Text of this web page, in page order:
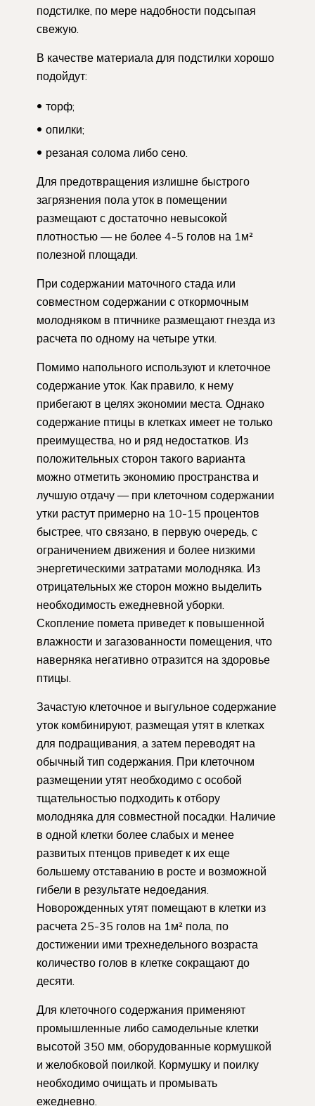
подстилке, по мере надобности подсыпая
свежую.
В качестве материала для подстилки хорошо
подойдут:
торф;
опилки;
резаная солома либо сено.
Для предотвращения излишне быстрого
загрязнения пола уток в помещении
размещают с достаточно невысокой
плотностью — не более 4-5 голов на 1м²
полезной площади.
При содержании маточного стада или
совместном содержании с откормочным
молодняком в птичнике размещают гнезда из
расчета по одному на четыре утки.
Помимо напольного используют и клеточное
содержание уток. Как правило, к нему
прибегают в целях экономии места. Однако
содержание птицы в клетках имеет не только
преимущества, но и ряд недостатков. Из
положительных сторон такого варианта
можно отметить экономию пространства и
лучшую отдачу — при клеточном содержании
утки растут примерно на 10-15 процентов
быстрее, что связано, в первую очередь, с
ограничением движения и более низкими
энергетическими затратами молодняка. Из
отрицательных же сторон можно выделить
необходимость ежедневной уборки.
Скопление помета приведет к повышенной
влажности и загазованности помещения, что
наверняка негативно отразится на здоровье
птицы.
Зачастую клеточное и выгульное содержание
уток комбинируют, размещая утят в клетках
для подращивания, а затем переводят на
обычный тип содержания. При клеточном
размещении утят необходимо с особой
тщательностью подходить к отбору
молодняка для совместной посадки. Наличие
в одной клетки более слабых и менее
развитых птенцов приведет к их еще
большему отставанию в росте и возможной
гибели в результате недоедания.
Новорожденных утят помещают в клетки из
расчета 25-35 голов на 1м² пола, по
достижении ими трехнедельного возраста
количество голов в клетке сокращают до
десяти.
Для клеточного содержания применяют
промышленные либо самодельные клетки
высотой 350 мм, оборудованные кормушкой
и желобковой поилкой. Кормушку и поилку
необходимо очищать и промывать
ежедневно.